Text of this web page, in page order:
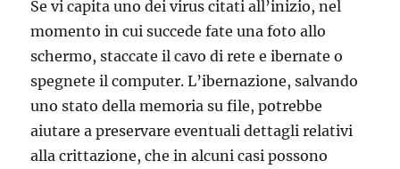
Se vi capita uno dei virus citati all’inizio, nel
momento in cui succede fate una foto allo
schermo, staccate il cavo di rete e ibernate o
spegnete il computer. L’ibernazione, salvando
uno stato della memoria su file, potrebbe
aiutare a preservare eventuali dettagli relativi
alla crittazione, che in alcuni casi possono